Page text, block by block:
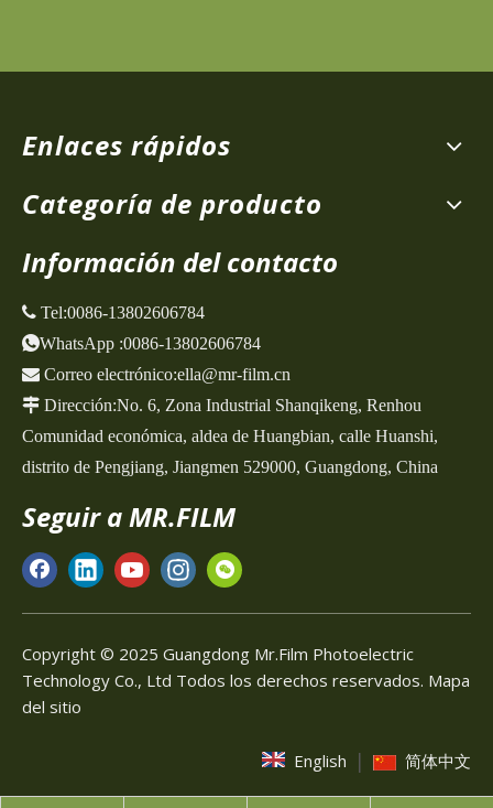
Enlaces rápidos
Categoría de producto
Información del contacto
 Tel:0086-13802606784
WhatsApp :0086-13802606784
 Correo electrónico:ella@mr-film.cn
 Dirección:No. 6, Zona Industrial Shanqikeng, Renhou
Comunidad económica, aldea de Huangbian, calle Huanshi,
distrito de Pengjiang, Jiangmen 529000, Guangdong, China
Seguir a MR.FILM
Copyright © 2025 Guangdong Mr.Film Photoelectric
Technology Co., Ltd Todos los derechos reservados. Mapa
del sitio
English | 简体中文